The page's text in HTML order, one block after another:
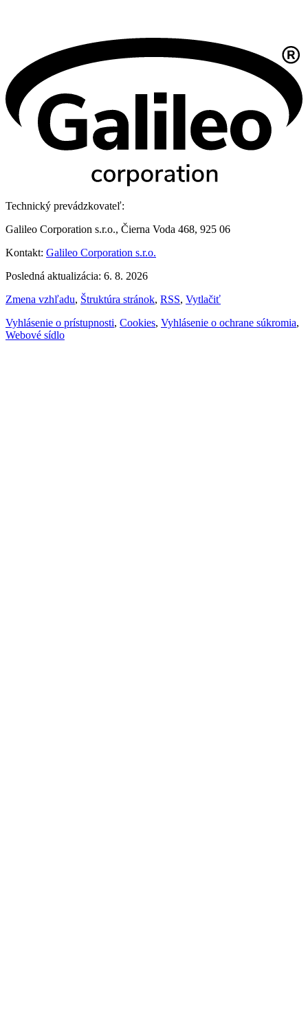
Technický prevádzkovateľ:
Galileo Corporation s.r.o., Čierna Voda 468, 925 06
Kontakt: Galileo Corporation s.r.o.
Posledná aktualizácia: 6. 8. 2026
Zmena vzhľadu, Štruktúra stránok, RSS, Vytlačiť
Vyhlásenie o prístupnosti, Cookies, Vyhlásenie o ochrane súkromia,
Webové sídlo